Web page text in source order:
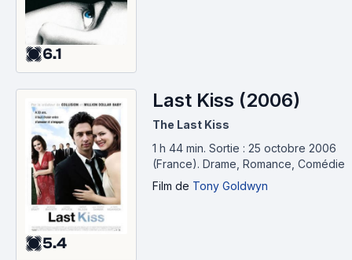
6.1
5.4
Last Kiss (2006)
The Last Kiss
1 h 44 min. Sortie : 25 octobre 2006
(France). Drame, Romance, Comédie
Film de Tony Goldwyn